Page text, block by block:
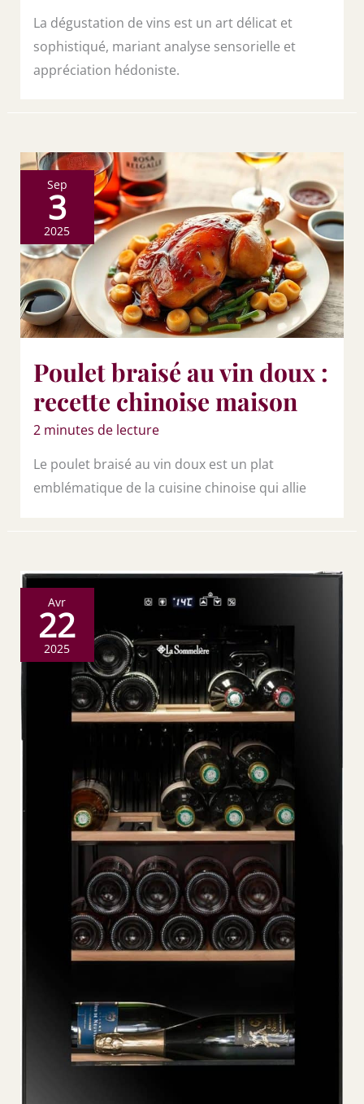
La dégustation de vins est un art délicat et
sophistiqué, mariant analyse sensorielle et
appréciation hédoniste.
Sep
3
2025
Poulet braisé au vin doux :
recette chinoise maison
2 minutes de lecture
Le poulet braisé au vin doux est un plat
emblématique de la cuisine chinoise qui allie
Avr
22
2025